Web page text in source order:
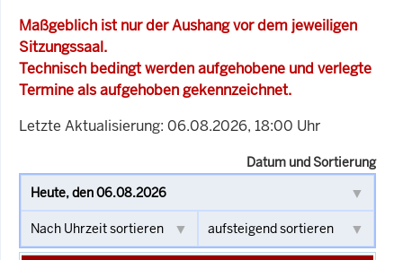
Maßgeblich ist nur der Aushang vor dem jeweiligen
Sitzungssaal.
Technisch bedingt werden aufgehobene und verlegte
Termine als aufgehoben gekennzeichnet.
Letzte Aktualisierung: 06.08.2026, 18:00 Uhr
Datum und Sortierung